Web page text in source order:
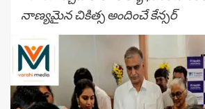
నాణ్యమైన చికిత్స అందించే కేన్సర్